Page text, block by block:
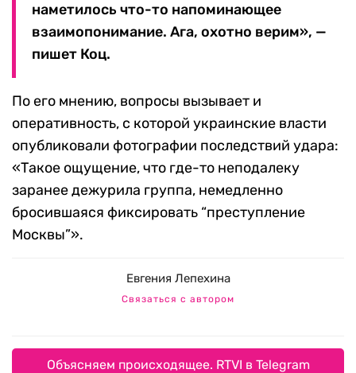
наметилось что-то напоминающее
взаимопонимание. Ага, охотно верим», —
пишет Коц.
По его мнению, вопросы вызывает и
оперативность, с которой украинские власти
опубликовали фотографии последствий удара:
«Такое ощущение, что где-то неподалеку
заранее дежурила группа, немедленно
бросившаяся фиксировать “преступление
Москвы”».
Евгения Лепехина
Связаться с автором
Объясняем происходящее. RTVI в Telegram